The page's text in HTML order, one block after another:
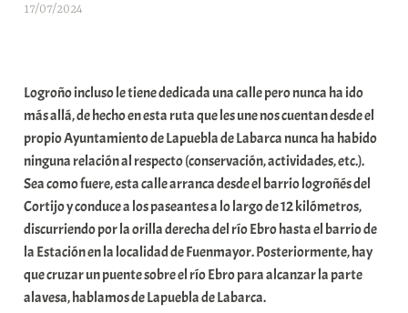
17/07/2024
a
r
E
r
r
i
o
x
a
K
Logroño incluso le tiene dedicada una calle pero nunca ha ido
más allá, de hecho en esta ruta que les une nos cuentan desde el
propio Ayuntamiento de Lapuebla de Labarca nunca ha habido
ninguna relación al respecto (conservación, actividades, etc.).
Sea como fuere, esta calle arranca desde el barrio logroñés del
Cortijo y conduce a los paseantes a lo largo de 12 kilómetros,
discurriendo por la orilla derecha del río Ebro hasta el barrio de
la Estación en la localidad de Fuenmayor. Posteriormente, hay
que cruzar un puente sobre el río Ebro para alcanzar la parte
alavesa, hablamos de Lapuebla de Labarca.